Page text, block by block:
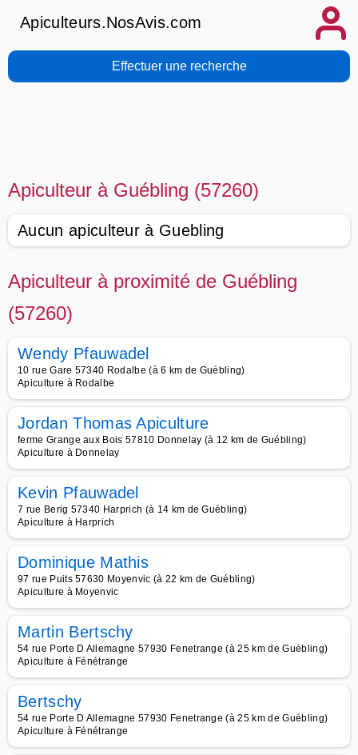
Apiculteurs.NosAvis.com
Effectuer une recherche
Apiculteur à Guébling (57260)
Aucun apiculteur à Guebling
Apiculteur à proximité de Guébling
(57260)
Wendy Pfauwadel
10 rue Gare 57340 Rodalbe (à 6 km de Guébling)
Apiculture à Rodalbe
Jordan Thomas Apiculture
ferme Grange aux Bois 57810 Donnelay (à 12 km de Guébling)
Apiculture à Donnelay
Kevin Pfauwadel
7 rue Berig 57340 Harprich (à 14 km de Guébling)
Apiculture à Harprich
Dominique Mathis
97 rue Puits 57630 Moyenvic (à 22 km de Guébling)
Apiculture à Moyenvic
Martin Bertschy
54 rue Porte D Allemagne 57930 Fenetrange (à 25 km de Guébling)
Apiculture à Fénétrange
Bertschy
54 rue Porte D Allemagne 57930 Fenetrange (à 25 km de Guébling)
Apiculture à Fénétrange